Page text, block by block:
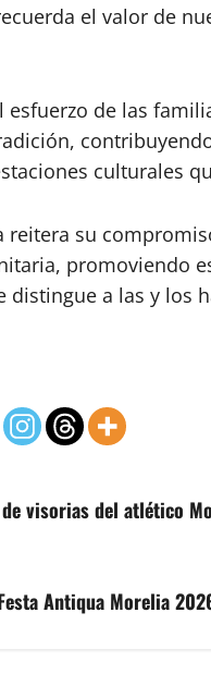
el valor de
de las
culturales
reitera su
promoviendo
a las y los
visorias del atlético
Antiqua Morelia